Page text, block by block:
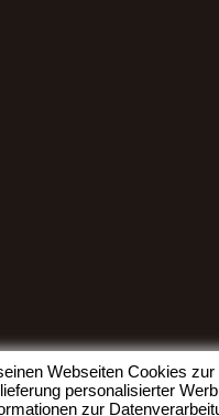
Webseiten Cookies
personalisierter
zur